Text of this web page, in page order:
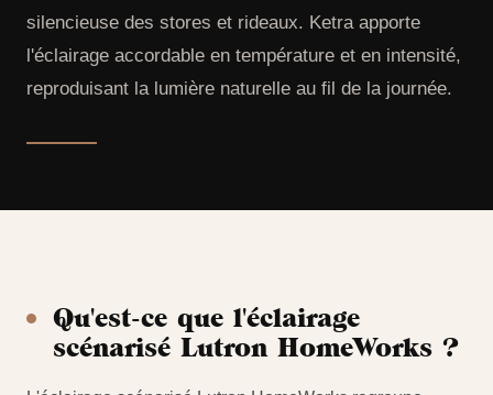
silencieuse des stores et rideaux. Ketra apporte
l'éclairage accordable en température et en intensité,
reproduisant la lumière naturelle au fil de la journée.
Qu'est-ce que l'éclairage
scénarisé Lutron HomeWorks ?